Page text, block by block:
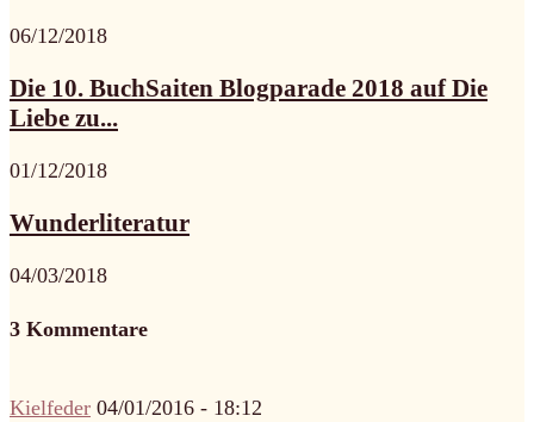
06/12/2018
Die 10. BuchSaiten Blogparade 2018 auf Die
Liebe zu...
01/12/2018
Wunderliteratur
04/03/2018
3 Kommentare
Kielfeder 04/01/2016 - 18:12